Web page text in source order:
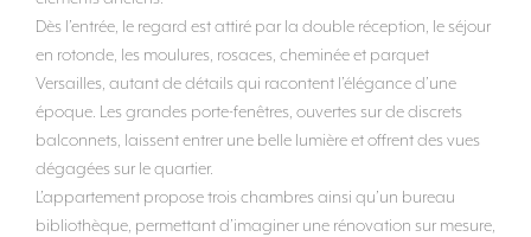
Dès l’entrée, le regard est attiré par la double réception, le séjour
en rotonde, les moulures, rosaces, cheminée et parquet
Versailles, autant de détails qui racontent l’élégance d’une
époque. Les grandes porte-fenêtres, ouvertes sur de discrets
balconnets, laissent entrer une belle lumière et offrent des vues
dégagées sur le quartier.
L’appartement propose trois chambres ainsi qu’un bureau
bibliothèque, permettant d’imaginer une rénovation sur mesure,